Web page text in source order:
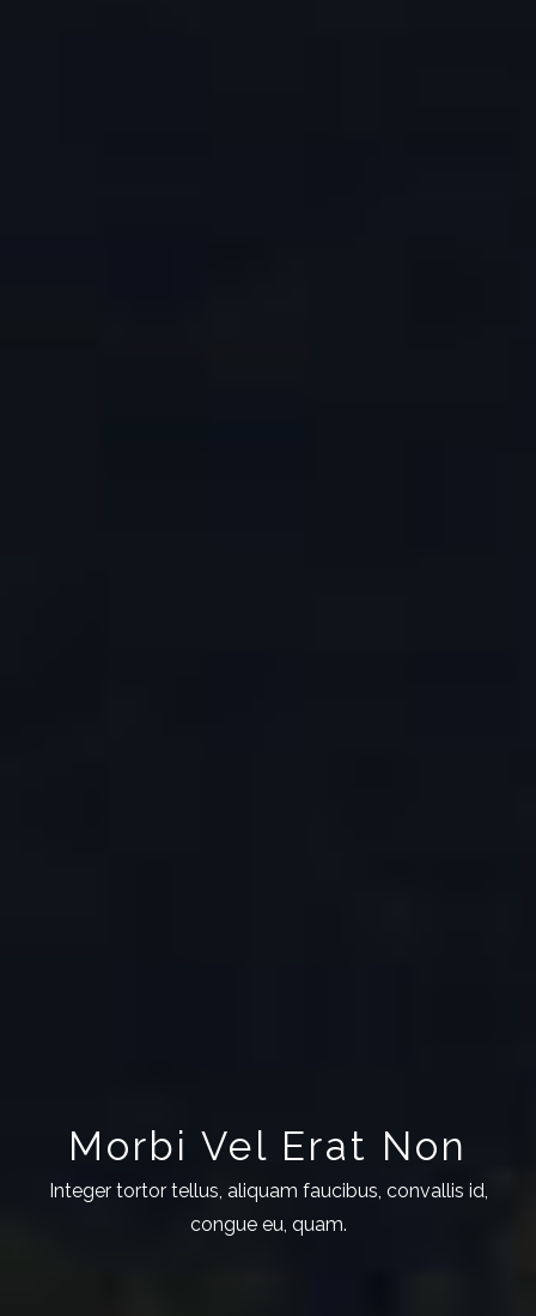
Morbi Vel Erat Non
Integer tortor tellus, aliquam faucibus, convallis id,
congue eu, quam.